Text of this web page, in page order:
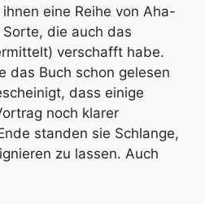
eine Reihe von Aha-
die auch das
verschafft habe.
das Buch schon gelesen
dass einige
noch klarer
standen sie Schlange,
zu lassen. Auch